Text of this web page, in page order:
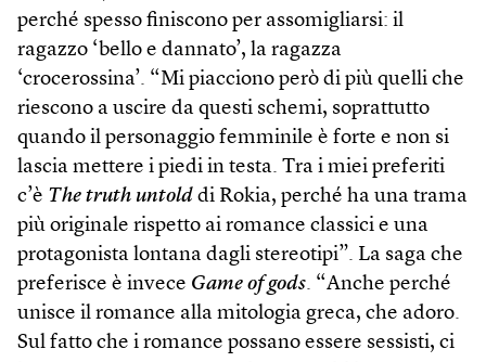
perché spesso finiscono per assomigliarsi: il
ragazzo ‘bello e dannato’, la ragazza
‘crocerossina’. “Mi piacciono però di più quelli che
riescono a uscire da questi schemi, soprattutto
quando il personaggio femminile è forte e non si
lascia mettere i piedi in testa. Tra i miei preferiti
c’è The truth untold di Rokia, perché ha una trama
più originale rispetto ai romance classici e una
protagonista lontana dagli stereotipi”. La saga che
preferisce è invece Game of gods. “Anche perché
unisce il romance alla mitologia greca, che adoro.
Sul fatto che i romance possano essere sessisti, ci